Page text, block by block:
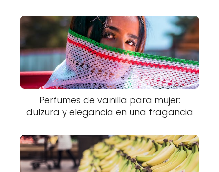
Perfumes de vainilla para mujer:
dulzura y elegancia en una fragancia